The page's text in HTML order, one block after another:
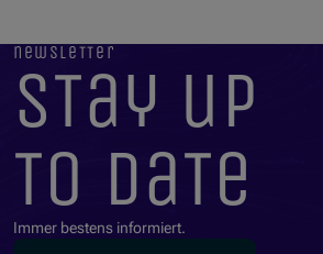
newsletter
stay up
to date
Immer bestens informiert.